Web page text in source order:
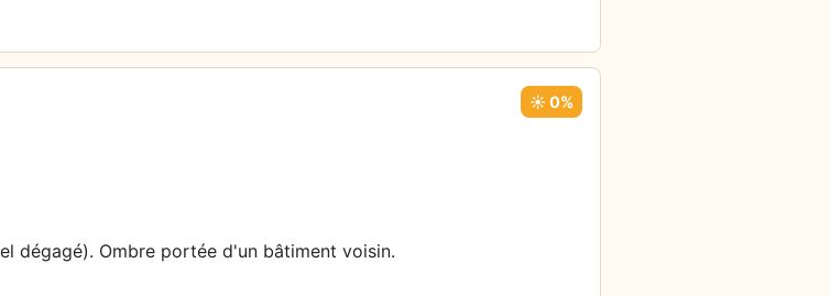
☀️ 0%
dégagé). Ombre portée d'un bâtiment voisin.